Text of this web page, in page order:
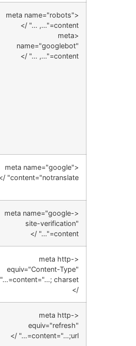
<meta name="robots"
content="…, …" />
<meta
name="googlebot"
content="…, …" />
<meta name="google"
content="notranslate" />
<meta name="google-
site-verification"
content="…" />
<meta http-
equiv="Content-Type"
content="…; charset=…"
/>
<meta http-
equiv="refresh"
content="…;url=…" />